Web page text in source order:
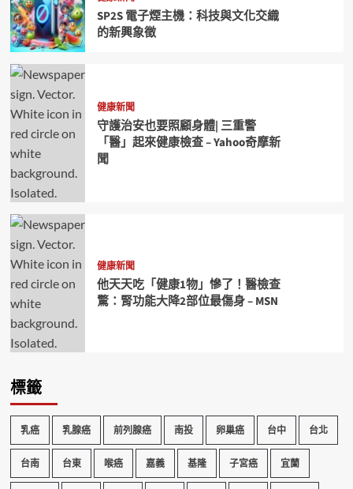
SP2S 電子煙主機：科技與文化交織
的新興象徵
健康新聞
守護治安也要照顧身體| 三重警
「醫」起來健康檢查 – Yahoo奇摩新
聞
健康新聞
他天天吃「健康1物」慘了！醫檢查
驚：腎功能大降2部位最傷身 – MSN
標籤
乳癌 乳腺癌 前列腺癌 南投 卵巢癌 台中 台北
台南 台東 喉癌 嘉義 基隆 子宮癌 宜蘭